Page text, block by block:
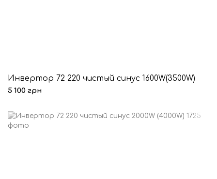
Инвертор 72 220 чистый синус 1600W(3500W)
5 100 грн